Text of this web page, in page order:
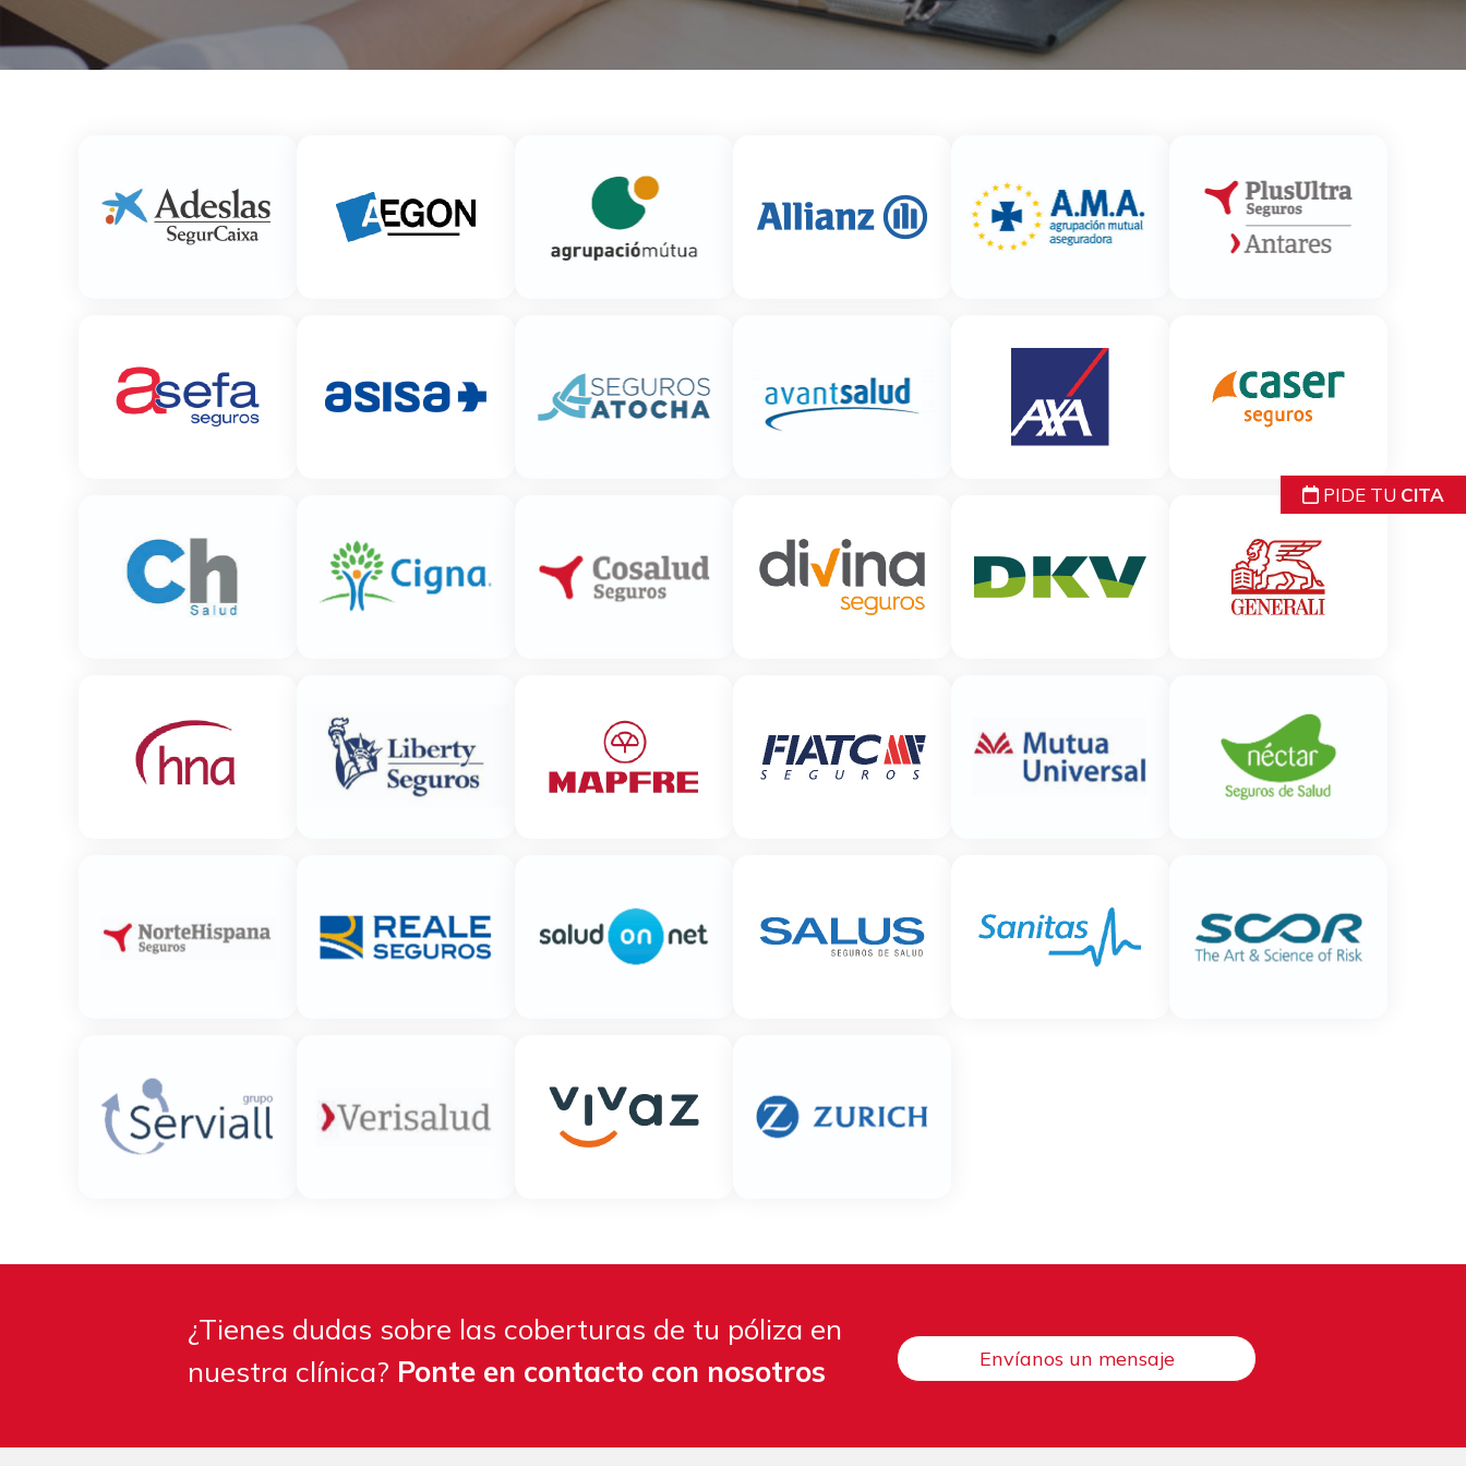
PIDE TU CITA
¿Tienes dudas sobre las coberturas de tu póliza en
nuestra clínica? Ponte en contacto con nosotros Envíanos un mensaje